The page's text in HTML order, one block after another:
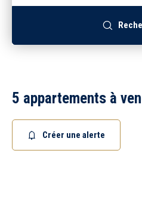
5 appartements à
Créer une alerte